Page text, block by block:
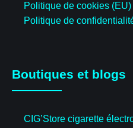
Politique de cookies (EU)
Politique de
Boutiques et blogs
CIG’Store cigarette